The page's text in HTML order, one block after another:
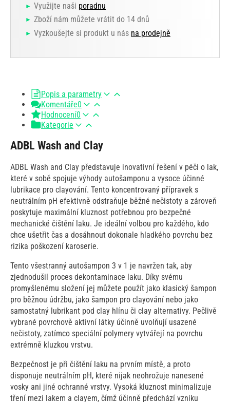
Využijte naši poradnu
Zboží nám můžete vrátit do 14 dnů
Vyzkoušejte si produkt u nás na prodejně
Popis a parametry
Komentáře0
Hodnocení0
Kategorie
ADBL Wash and Clay
ADBL Wash and Clay představuje inovativní řešení v péči o lak,
které v sobě spojuje výhody autošamponu a vysoce účinné
lubrikace pro clayování. Tento koncentrovaný přípravek s
neutrálním pH efektivně odstraňuje běžné nečistoty a zároveň
poskytuje maximální kluznost potřebnou pro bezpečné
mechanické čištění laku. Je ideální volbou pro každého, kdo
chce ušetřit čas a dosáhnout dokonale hladkého povrchu bez
rizika poškození karoserie.
Tento všestranný autošampon 3 v 1 je navržen tak, aby
zjednodušil proces dekontaminace laku. Díky svému
promyšlenému složení jej můžete použít jako klasický šampon
pro běžnou údržbu, jako šampon pro clayování nebo jako
samostatný lubrikant pod clay hlínu či clay alternativy. Pečlivě
vybrané povrchově aktivní látky účinně uvolňují usazené
nečistoty, zatímco speciální polymery vytvářejí na povrchu
extrémně kluzkou vrstvu.
Bezpečnost je při čištění laku na prvním místě, a proto
disponuje neutrálním pH, které nijak neohrožuje nanesené
vosky ani jiné ochranné vrstvy. Vysoká kluznost minimalizuje
tření mezi lakem a clayem, čímž účinně předchází vzniku